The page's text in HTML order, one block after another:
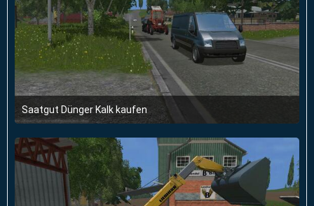
Saatgut Dünger Kalk kaufen
14. März 2015 um 19:20